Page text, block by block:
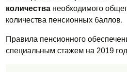
количества необходимого
количества пенсионных баллов.
Правила пенсионного
специальным стажем на 2019